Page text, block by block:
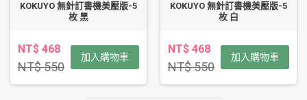
KOKUYO 無針訂書機美壓版-5
枚 黑
NT$ 468
NT$ 550
加入購物車
KOKUYO 無針訂書機美壓版-5
枚 白
NT$ 468
NT$ 550
加入購物車